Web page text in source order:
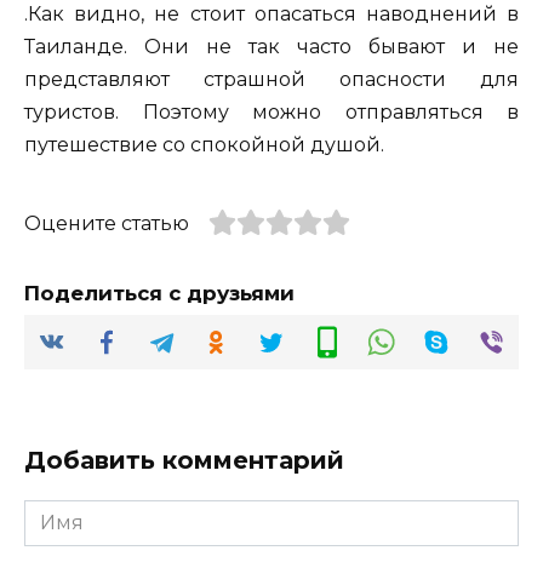
.Как видно, не стоит опасаться наводнений в
Таиланде. Они не так часто бывают и не
представляют страшной опасности для
туристов. Поэтому можно отправляться в
путешествие со спокойной душой.
Оцените статью
Поделиться с друзьями
Добавить комментарий
Имя
*